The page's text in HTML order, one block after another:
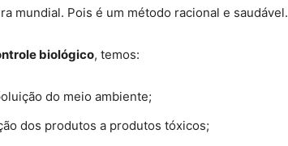
mundial. Pois é um método racional e saudável.
biológico, temos:
do meio ambiente;
dos produtos a produtos tóxicos;